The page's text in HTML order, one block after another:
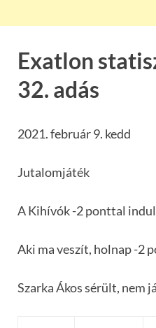
Exatlon
32. adás
2021. február 9. kedd
Jutalomjáték
A Kihívók -2 ponttal
Aki ma veszít, holnap -2
Szarka Ákos sérült, nem